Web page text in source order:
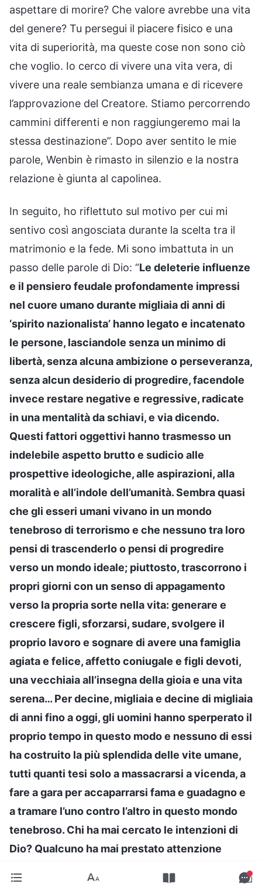
aspettare di morire? Che valore avrebbe una vita
del genere? Tu persegui il piacere fisico e una
vita di superiorità, ma queste cose non sono ciò
che voglio. Io cerco di vivere una vita vera, di
vivere una reale sembianza umana e di ricevere
l’approvazione del Creatore. Stiamo percorrendo
cammini differenti e non raggiungeremo mai la
stessa destinazione”. Dopo aver sentito le mie
parole, Wenbin è rimasto in silenzio e la nostra
relazione è giunta al capolinea.
In seguito, ho riflettuto sul motivo per cui mi
sentivo così angosciata durante la scelta tra il
matrimonio e la fede. Mi sono imbattuta in un
passo delle parole di Dio: “Le deleterie influenze
e il pensiero feudale profondamente impressi
nel cuore umano durante migliaia di anni di
‘spirito nazionalista’ hanno legato e incatenato
le persone, lasciandole senza un minimo di
libertà, senza alcuna ambizione o perseveranza,
senza alcun desiderio di progredire, facendole
invece restare negative e regressive, radicate
in una mentalità da schiavi, e via dicendo.
Questi fattori oggettivi hanno trasmesso un
indelebile aspetto brutto e sudicio alle
prospettive ideologiche, alle aspirazioni, alla
moralità e all’indole dell’umanità. Sembra quasi
che gli esseri umani vivano in un mondo
tenebroso di terrorismo e che nessuno tra loro
pensi di trascenderlo o pensi di progredire
verso un mondo ideale; piuttosto, trascorrono i
propri giorni con un senso di appagamento
verso la propria sorte nella vita: generare e
crescere figli, sforzarsi, sudare, svolgere il
proprio lavoro e sognare di avere una famiglia
agiata e felice, affetto coniugale e figli devoti,
una vecchiaia all’insegna della gioia e una vita
serena… Per decine, migliaia e decine di migliaia
di anni fino a oggi, gli uomini hanno sperperato il
proprio tempo in questo modo e nessuno di essi
ha costruito la più splendida delle vite umane,
tutti quanti tesi solo a massacrarsi a vicenda, a
fare a gara per accaparrarsi fama e guadagno e
a tramare l’uno contro l’altro in questo mondo
tenebroso. Chi ha mai cercato le intenzioni di
Dio? Qualcuno ha mai prestato attenzione
occupato dall’influenza delle tenebre è